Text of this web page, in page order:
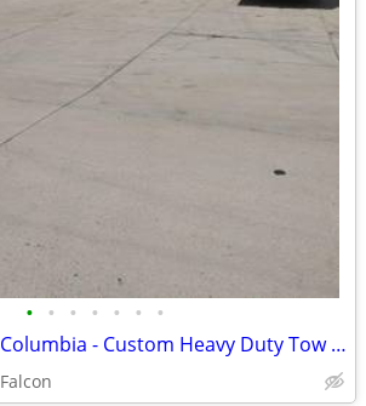
• • • • • • •
2006 Freightliner Columbia - Custom Heavy Duty Tow Truck
Falcon